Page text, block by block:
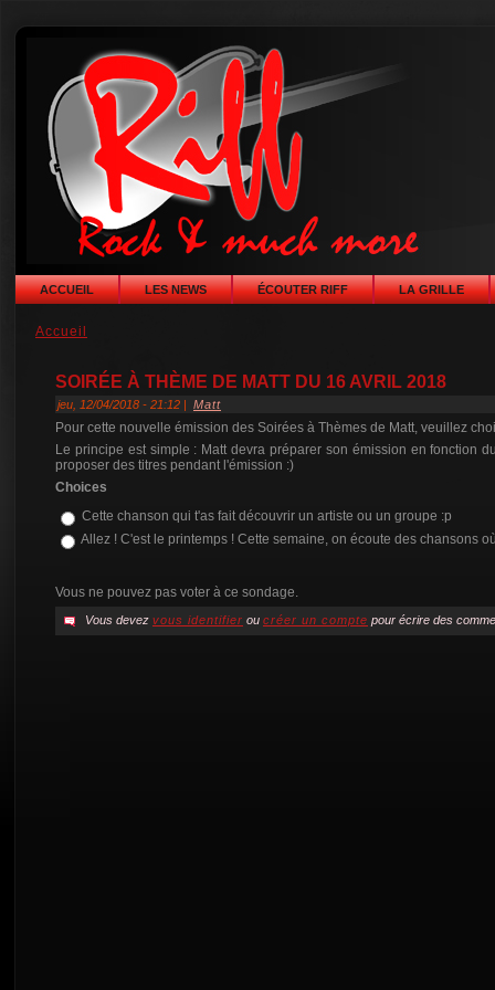
ACCUEIL LES NEWS ÉCOUTER RIFF LA GRILLE
Accueil
SOIRÉE À THÈME DE MATT DU 16 AVRIL 2018
jeu, 12/04/2018 - 21:12 | Matt
Pour cette nouvelle émission des Soirées à Thèmes de Matt, veuillez
Le principe est simple : Matt devra préparer son émission en fonction
proposer des titres pendant l'émission :)
Choices
Cette chanson qui t'as fait découvrir un artiste ou un groupe :p
Allez ! C'est le printemps ! Cette semaine, on écoute des chansons
Vous ne pouvez pas voter à ce sondage.
Vous devez vous identifier ou créer un compte pour écrire des